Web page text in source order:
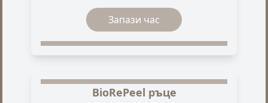
Запази час
BioRePeel ръце